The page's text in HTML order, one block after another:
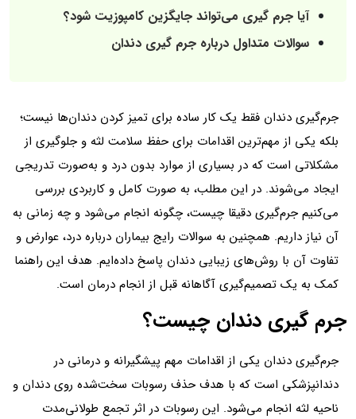
آیا جرم گیری می‌تواند جایگزین کامپوزیت شود؟
سوالات متداول درباره جرم گیری دندان
جرم‌گیری دندان فقط یک کار ساده برای تمیز کردن دندان‌ها نیست؛
بلکه یکی از مهم‌ترین اقدامات برای حفظ سلامت لثه و جلوگیری از
مشکلاتی است که در بسیاری از موارد بدون درد و به‌صورت تدریجی
ایجاد می‌شوند. در این مطلب، به صورت کامل و کاربردی بررسی
می‌کنیم جرم‌گیری دقیقا چیست، چگونه انجام می‌شود و چه زمانی به
آن نیاز داریم. همچنین به سوالات رایج بیماران درباره درد، عوارض و
تفاوت آن با روش‌های زیبایی دندان پاسخ داده‌ایم. هدف این راهنما
کمک به یک تصمیم‌گیری آگاهانه قبل از انجام درمان است.
جرم گیری دندان چیست؟
جرم‌گیری دندان یکی از اقدامات مهم پیشگیرانه و درمانی در
دندانپزشکی است که با هدف حذف رسوبات سخت‌شده روی دندان و
ناحیه لثه انجام می‌شود. این رسوبات در اثر تجمع طولانی‌مدت